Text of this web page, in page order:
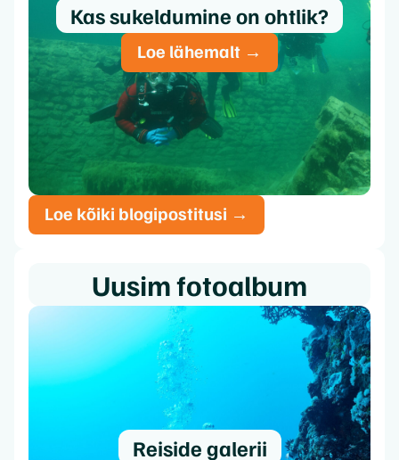
Kas sukeldumine on ohtlik?
Loe lähemalt →
Loe kõiki blogipostitusi →
Uusim fotoalbum
Reiside galerii